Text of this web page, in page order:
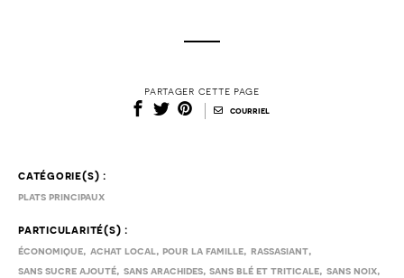
partager cette page
courriel
catégorie(s) :
plats principaux
particularité(s) :
économique, achat local,pour la famille, rassasiant,
sans sucre ajouté, sans arachides,sans blé et triticale, sans noix,